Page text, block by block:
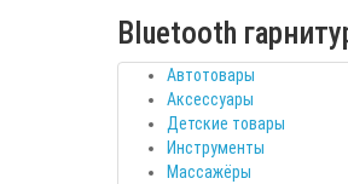
Bluetooth
Автотовары
Аксессуары
Детские товары
Инструменты
Массажёры